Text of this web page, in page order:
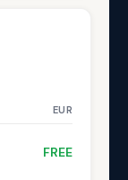
EUR
FREE